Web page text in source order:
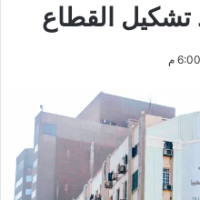
تشكيل القطاع